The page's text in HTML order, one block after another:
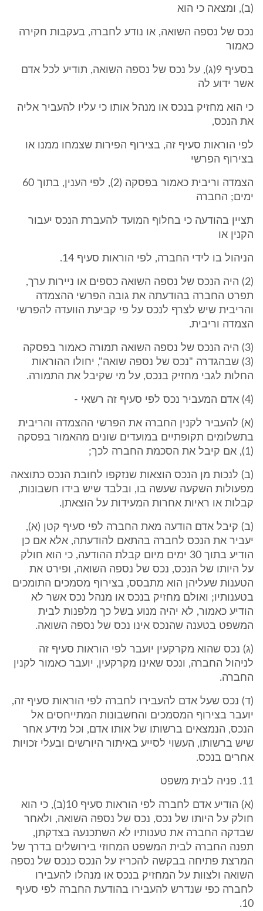
(ב), ומצאה כי הוא
נכס של נספה השואה, או נודע לחברה, בעקבות חקירה
כאמור
בסעיף 9(ג), על נכס של נספה השואה, תודיע לכל אדם
אשר ידוע לה
כי הוא מחזיק בנכס או מנהל אותו כי עליו להעביר אליה
את הנכס,
לפי הוראות סעיף זה, בצירוף הפירות שצמחו ממנו או
בצירוף הפרשי
הצמדה וריבית כאמור בפסקה (2), לפי הענין, בתוך 60
ימים; החברה
תציין בהודעה כי בחלוף המועד להעברת הנכס יעבור
הקנין או
הניהול בו לידי החברה, לפי הוראות סעיף 14.
(2) היה הנכס של נספה השואה כספים או ניירות ערך,
תפרט החברה בהודעתה את גובה הפרשי ההצמדה
והריבית שיש לצרף לנכס על פי קביעת הוועדה להפרשי
הצמדה וריבית.
(3) היה הנכס של נספה השואה תמורה כאמור בפסקה
(3) שבהגדרה "נכס של נספה שואה", יחולו ההוראות
החלות לגבי מחזיק בנכס, על מי שקיבל את התמורה.
(4) אדם המעביר נכס לפי סעיף זה רשאי -
(א) להעביר לקנין החברה את הפרשי ההצמדה והריבית
בתשלומים תקופתיים במועדים שונים מהאמור בפסקה
(1), אם קיבל את הסכמת החברה לכך;
(ב) לנכות מן הנכס הוצאות שנזקפו לחובת הנכס כתוצאה
מפעולות השקעה שעשה בו, ובלבד שיש בידו חשבונות,
קבלות או ראיות אחרות המעידות על הוצאתן.
(ב) קיבל אדם הודעה מאת החברה לפי סעיף קטן (א),
יעביר את הנכס לחברה בהתאם להודעתה, אלא אם כן
הודיע בתוך 30 ימים מיום קבלת ההודעה, כי הוא חולק
על היותו של הנכס, נכס של נספה השואה, ופירט את
הטענות שעליהן הוא מתבסס, בצירוף מסמכים התומכים
בטענותיו; ואולם מחזיק בנכס או מנהל נכס אשר לא
הודיע כאמור, לא יהיה מנוע בשל כך מלפנות לבית
המשפט בטענה שהנכס אינו נכס של נספה השואה.
(ג) נכס שהוא מקרקעין יועבר לפי הוראות סעיף זה
לניהול החברה, ונכס שאינו מקרקעין, יועבר כאמור לקנין
החברה.
(ד) נכס שעל אדם להעבירו לחברה לפי הוראות סעיף זה,
יועבר בצירוף המסמכים והחשבונות המתייחסים אל
הנכס, הנמצאים ברשותו של אותו אדם, וכל מידע אחר
שיש ברשותו, העשוי לסייע באיתור היורשים ובעלי זכויות
אחרים בנכס.
11. פניה לבית משפט
(א) הודיע אדם לחברה לפי הוראות סעיף 10(ב), כי הוא
חולק על היותו של נכס, נכס של נספה השואה, ולאחר
שבדקה החברה את טענותיו לא השתכנעה בצדקתן,
תפנה החברה לבית המשפט המחוזי בירושלים בדרך של
המרצת פתיחה בבקשה להכריז על הנכס כנכס של נספה
השואה ולצוות על המחזיק בנכס או מנהלו להעבירו
לחברה כפי שנדרש להעבירו בהודעת החברה לפי סעיף
10.